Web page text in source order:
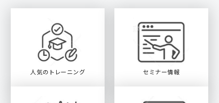
人気のトレーニング セミナー情報